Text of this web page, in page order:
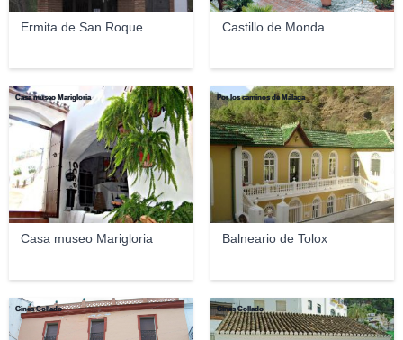
Ermita de San Roque Castillo de Monda
Casa museo Marigloria
Casa museo Marigloria
Balneario de Tolox
Por los caminos de Málaga
Gines Collado Gines Collado